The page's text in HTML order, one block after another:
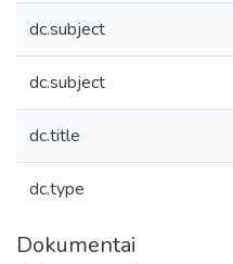
dc.subject
dc.subject
dc.title
dc.type
Dokumentai